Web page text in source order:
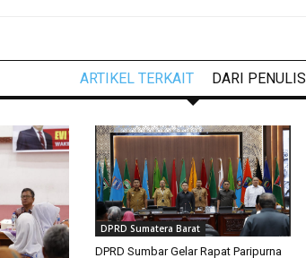
ARTIKEL TERKAIT DARI PENULIS
DPRD Sumatera Barat
DPRD Sumbar Gelar Rapat Paripurna